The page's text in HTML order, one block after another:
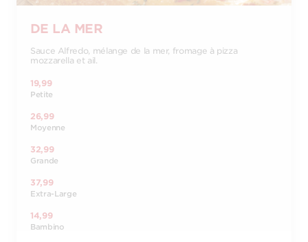
DE LA MER
Sauce Alfredo, mélange de la mer, fromage à pizza
mozzarella et ail.
19,99
Petite
26,99
Moyenne
32,99
Grande
37,99
Extra-Large
14,99
Bambino